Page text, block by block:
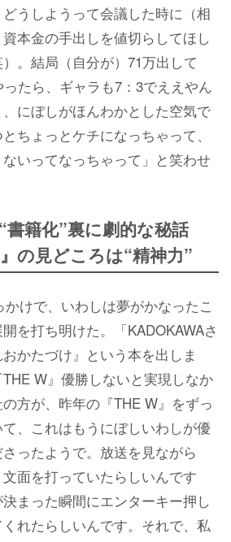
うしようって会議した時に（相
本金の手出しを値切らしてほし
。結局（自分が）71万出して
ったら、ギャラも7：3でええやん
、にぼしがほんわかとした空気で
ちょっとケチになっちゃって、
いってなっちゃって」と笑わせ
籍化”裏に劇的な秘話
の見どころは“精神力”
けで、いわしは夢がかなったこ
を打ち明けた。「KADOKAWAさ
かたづけ』という本を出しま
W』優勝しないと実現しなか
方が、昨年の『THE W』をずっ
、これはもうにぼしいわしが優
ったようで。放送を見ながら
文面を打っていたらしいんです
まった瞬間にエンターキー押し
れたらしいんです。それで、私